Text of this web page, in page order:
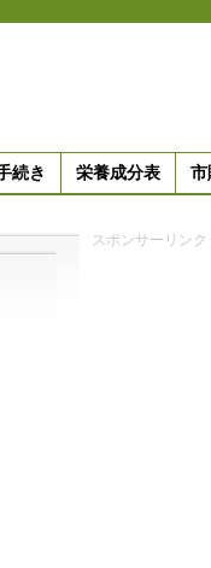
続き 栄養成分表 市
スポンサーリンク